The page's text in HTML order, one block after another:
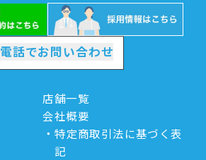
電話でお問い合わせ
店舗一覧
会社概要
特定商取引法に基づく表
記